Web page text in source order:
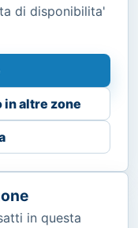
di disponibilita'
in altre zone
in questa